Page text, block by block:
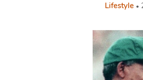
Lifestyle